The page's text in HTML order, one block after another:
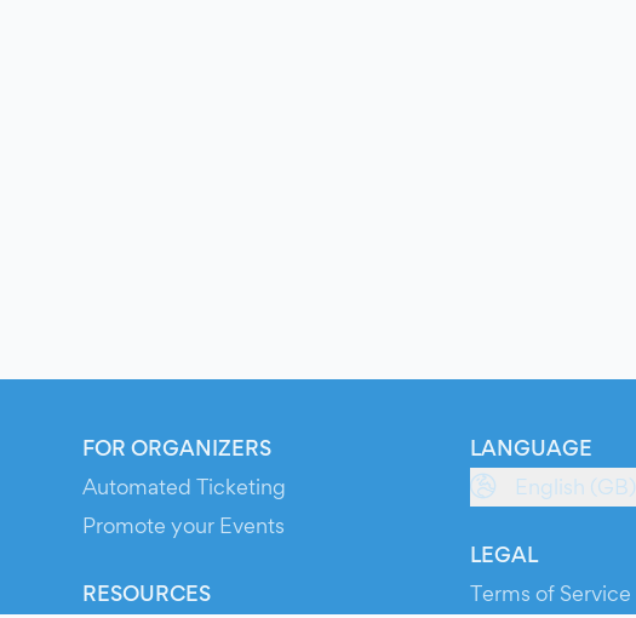
FOR ORGANIZERS
Automated Ticketing
Promote your Events
RESOURCES
LANGUAGE
English (GB)
LEGAL
Terms of Service